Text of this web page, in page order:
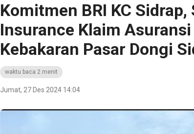
Komitmen BRI KC Sidrap,
Insurance Klaim
Kebakaran Pasar Dongi
waktu baca 2 menit
Jumat, 27 Des 2024 14:04